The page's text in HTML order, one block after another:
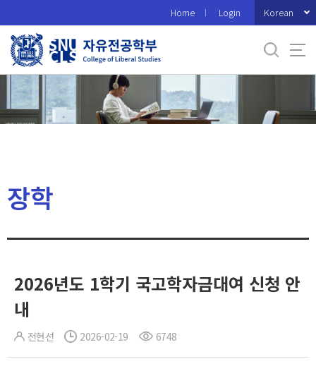
로
메
Home Login Korean
장학
2026년도 1학기 국고학자금대여 신청 안
내
전현선 2026-02-19 6748